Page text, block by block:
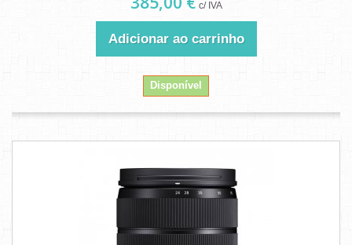
c/ IVA
Adicionar ao carrinho
Disponível